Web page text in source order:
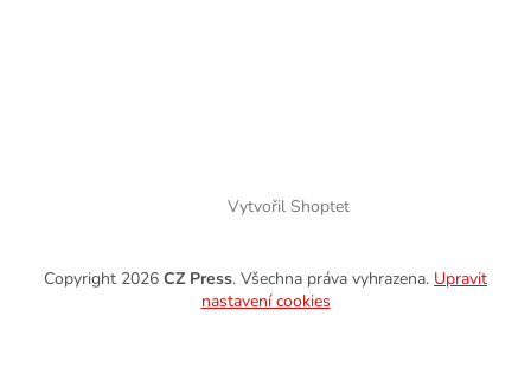
Vytvořil Shoptet
Copyright 2026 CZ Press. Všechna práva vyhrazena. Upravit
nastavení cookies